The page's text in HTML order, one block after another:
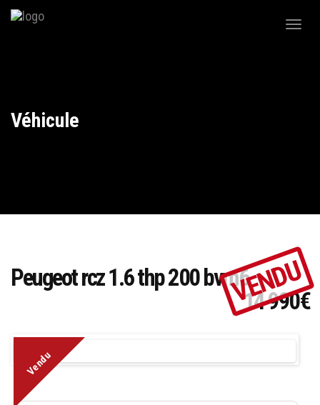
Véhicule
Peugeot rcz 1.6 thp 200 bvm6
14 990€
VENDU
Vendu